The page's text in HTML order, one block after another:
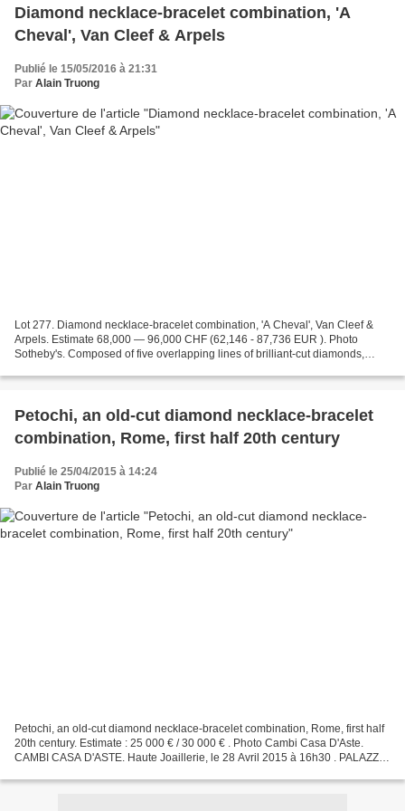
Diamond necklace-bracelet combination, 'A
Cheval', Van Cleef & Arpels
Publié le 15/05/2016 à 21:31
Par Alain Truong
Lot 277. Diamond necklace-bracelet combination, 'A Cheval', Van Cleef &
Arpels. Estimate 68,000 — 96,000 CHF (62,146 - 87,736 EUR ). Photo
Sotheby's. Composed of five overlapping lines of brilliant-cut diamonds,
Petochi, an old-cut diamond necklace-bracelet
combination, Rome, first half 20th century
Publié le 25/04/2015 à 14:24
Par Alain Truong
Petochi, an old-cut diamond necklace-bracelet combination, Rome, first half
20th century. Estimate : 25 000 € / 30 000 € . Photo Cambi Casa D'Aste.
CAMBI CASA D'ASTE. Haute Joaillerie, le 28 Avril 2015 à 16h30 . PALAZZO